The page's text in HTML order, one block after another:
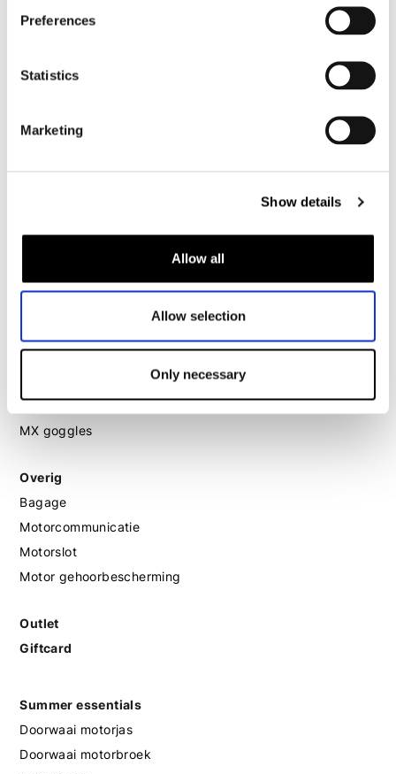
Preferences
Statistics
Marketing
Show details
Allow all
Allow selection
Only necessary
Motorjeans dames
MX laarzen
MX helmen
MX goggles
Overig
Bagage
Motorcommunicatie
Motorslot
Motor gehoorbescherming
Outlet
Giftcard
Summer essentials
Doorwaai motorjas
Doorwaai motorbroek